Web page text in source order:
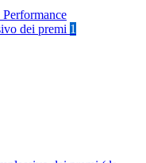
dei premi 1